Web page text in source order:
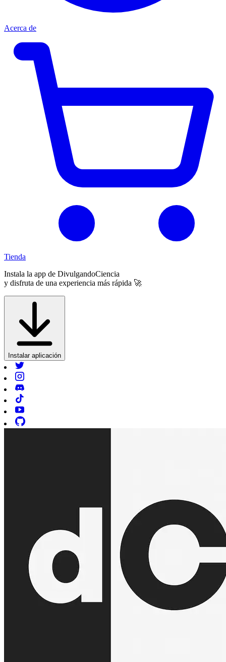
Acerca de
Tienda
Instala la app de DivulgandoCiencia
y disfruta de una experiencia más rápida 🚀
Instalar aplicación